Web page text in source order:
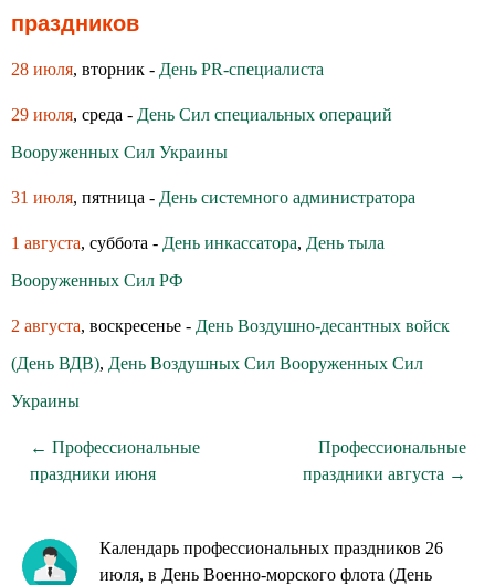
праздников
28 июля, вторник - День PR-специалиста
29 июля, среда - День Сил специальных операций
Вооруженных Сил Украины
31 июля, пятница - День системного администратора
1 августа, суббота - День инкассатора, День тыла
Вооруженных Сил РФ
2 августа, воскресенье - День Воздушно-десантных войск
(День ВДВ), День Воздушных Сил Вооруженных Сил
Украины
← Профессиональные
праздники июня
Профессиональные
праздники августа →
Календарь профессиональных праздников 26
июля, в День Военно-морского флота (День